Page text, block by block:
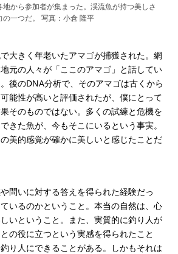
から参加者が集まった。渓流魚が持つ美しさ
一つだ。 写真：小倉 隆平
大きく年老いたアマゴが捕獲された。網
元の人々が「ここのアマゴ」と話してい
後のDNA分析で、そのアマゴは古くから
能性が高いと評価されたが、僕にとって
そのものではない。多くの試練と危機を
きた魚が、今もそこにいるという事実。
美的感覚が確かに美しいと感じたことだ
問いに対する答えを得られた経験だっ
いるのかということ。本当の自然は、心
いということ。また、実質的に釣り人が
の役に立つという実感を得られたこと
り人にできることがある。しかもそれは